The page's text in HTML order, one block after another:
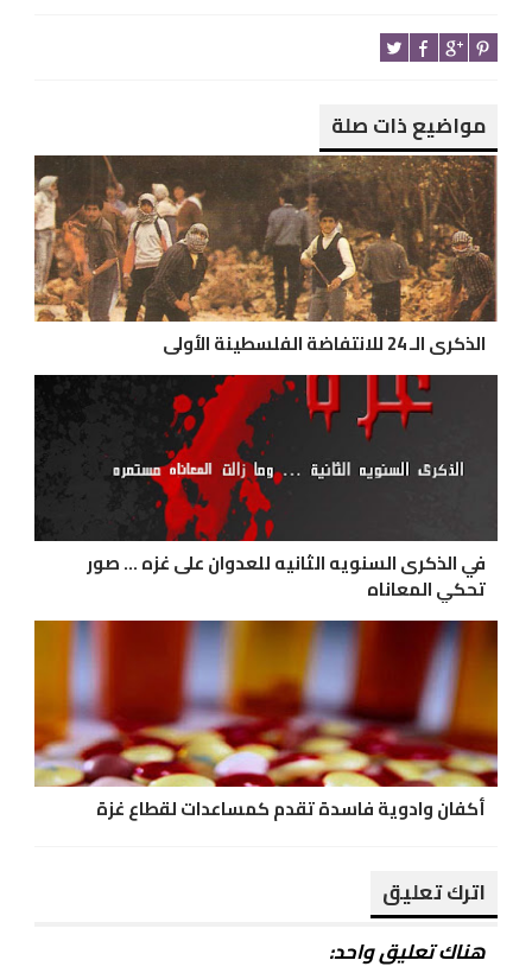
مواضيع ذات صلة
الذكرى الـ 24 للانتفاضة الفلسطينة الأولى
في الذكرى السنويه الثانيه للعدوان على غزه ... صور
تحكي المعاناه
أكفان وادوية فاسدة تقدم كمساعدات لقطاع غزة
اترك تعليق
هناك تعليق واحد: